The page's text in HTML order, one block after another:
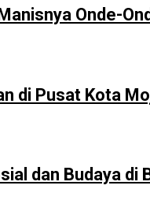
Onde-
di Pusat Kota
dan Budaya